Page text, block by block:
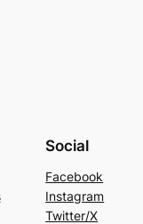
Social
Facebook
Instagram
Twitter/X